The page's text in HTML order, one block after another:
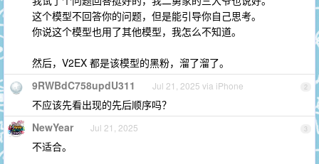
这个模型不回答你的问题，但是能引导你自己思考。
你说这个模型也用了其他模型，我怎么不知道。
然后，V2EX 都是该模型的黑粉，溜了溜了。
2
9RWBdC758updU311 Jul 21, 2025 via iPhone
不应该先看出现的先后顺序吗？
3
NewYear Jul 21, 2025
不适合。